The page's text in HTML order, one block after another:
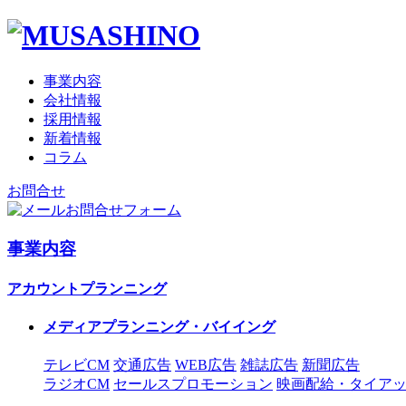
事業内容
会社情報
採用情報
新着情報
コラム
お問合せ
お問合せフォーム
事業内容
アカウントプランニング
メディアプランニング・バイイング
テレビCM 交通広告 WEB広告 雑誌広告 新聞広告
ラジオCM セールスプロモーション 映画配給・タイア